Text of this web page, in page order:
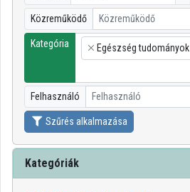
Intézményi listák
Intézmények
Közreműködők
Közreműködő Közreműködő
Kategória
×
Egészség tudományok
Felhasználó Felhasználó
Szűrés alkalmazása
Kategóriák